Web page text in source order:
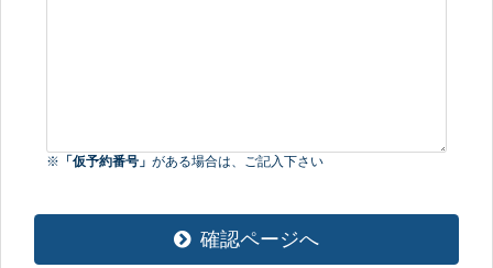
※ 「仮予約番号」 がある場合は、ご記入下さい
確認ページへ